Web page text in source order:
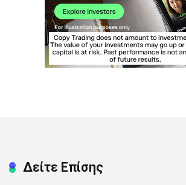
Δείτε Επίσης